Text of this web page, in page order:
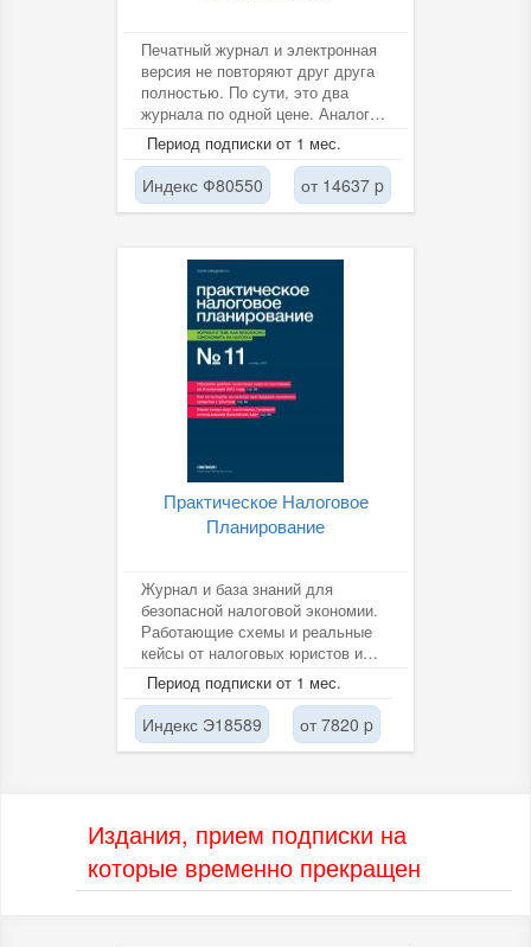
Печатный журнал и электронная
версия не повторяют друг друга
полностью. По сути, это два
журнала по одной цене. Аналогов
по соотношению...
Период подписки от 1 мес.
Индекс Ф80550 от 14637 p
Практическое Налоговое
Планирование
Журнал и база знаний для
безопасной налоговой экономии.
Работающие схемы и реальные
кейсы от налоговых юристов и
консультантов.
Период подписки от 1 мес.
Индекс Э18589 от 7820 p
Издания, прием подписки на
которые временно прекращен